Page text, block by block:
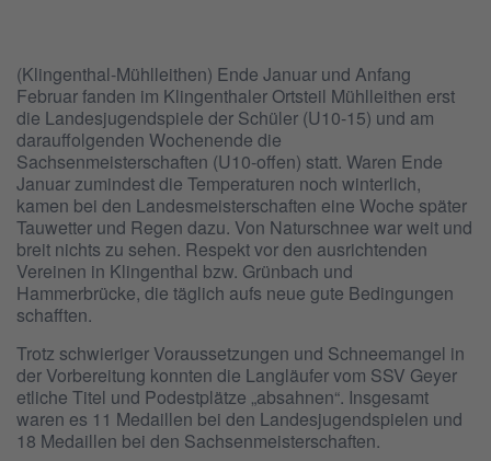
(Klingenthal-Mühlleithen) Ende Januar und Anfang
Februar fanden im Klingenthaler Ortsteil Mühlleithen erst
die Landesjugendspiele der Schüler (U10-15) und am
darauffolgenden Wochenende die
Sachsenmeisterschaften (U10-offen) statt. Waren Ende
Januar zumindest die Temperaturen noch winterlich,
kamen bei den Landesmeisterschaften eine Woche später
Tauwetter und Regen dazu. Von Naturschnee war weit und
breit nichts zu sehen. Respekt vor den ausrichtenden
Vereinen in Klingenthal bzw. Grünbach und
Hammerbrücke, die täglich aufs neue gute Bedingungen
schafften.
Trotz schwieriger Voraussetzungen und Schneemangel in
der Vorbereitung konnten die Langläufer vom SSV Geyer
etliche Titel und Podestplätze „absahnen“. Insgesamt
waren es 11 Medaillen bei den Landesjugendspielen und
18 Medaillen bei den Sachsenmeisterschaften.